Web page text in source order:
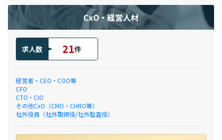
CxO・経営人材
求人数 21件
経営者・CEO・COO等
CFO
CTO・CIO
その他CxO（CMO・CHRO等）
社外役員（社外取締役/社外監査役）